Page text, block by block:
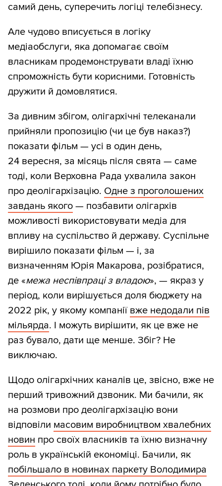
самий день, суперечить логіці телебізнесу.
Але чудово вписується в логіку
медіаобслуги, яка допомагає своїм
власникам продемонструвати владі їхню
спроможність бути корисними. Готовність
дружити й домовлятися.
За дивним збігом, олігархічні телеканали
прийняли пропозицію (чи це був наказ?)
показати фільм — усі в один день,
24 вересня, за місяць після свята — саме
тоді, коли Верховна Рада ухвалила закон
про деолігархізацію. Одне з проголошених
завдань якого — позбавити олігархів
можливості використовувати медіа для
впливу на суспільство й державу. Суспільне
вирішило показати фільм — і, за
визначенням Юрія Макарова, розібратися,
де «межа неспівпраці з владою», — якраз у
період, коли вирішується доля бюджету на
2022 рік, у якому компанії вже недодали пів
мільярда. І можуть вирішити, як це вже не
раз бувало, дати ще менше. Збіг? Не
виключаю.
Щодо олігархічних каналів це, звісно, вже не
перший тривожний дзвоник. Ми бачили, як
на розмови про деолігархізацію вони
відповіли масовим виробництвом хвалебних
новин про своїх власників та їхню визначну
роль в українській економіці. Бачили, як
побільшало в новинах паркету Володимира